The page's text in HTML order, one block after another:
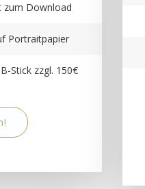
zum Download
Portraitpapier
Stick zzgl. 150€